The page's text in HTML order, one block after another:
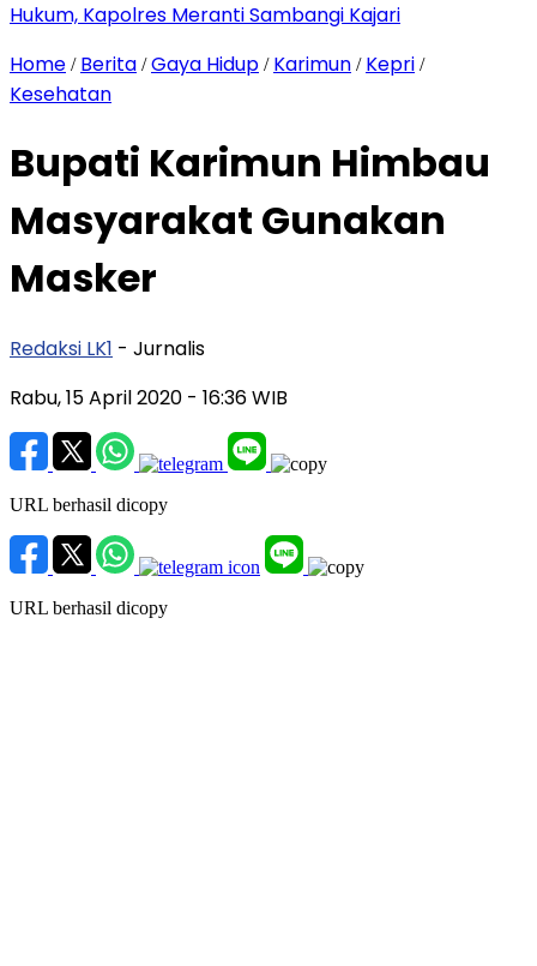
Hukum, Kapolres Meranti Sambangi Kajari
Home / Berita /Gaya Hidup / Karimun / Kepri /
Kesehatan
Bupati Karimun Himbau
Masyarakat Gunakan
Masker
Redaksi LK1 - Jurnalis
Rabu, 15 April 2020 - 16:36 WIB
URL berhasil dicopy
URL berhasil dicopy